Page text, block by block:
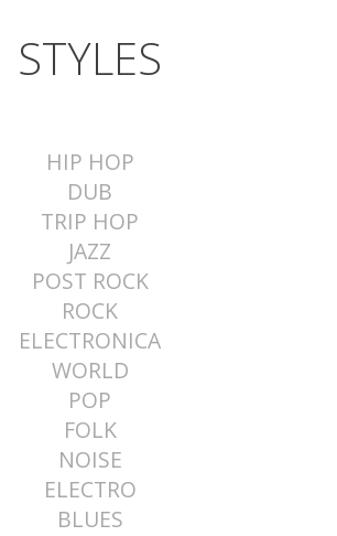
STYLES
HIP HOP
DUB
TRIP HOP
JAZZ
POST ROCK
ROCK
ELECTRONICA
WORLD
POP
FOLK
NOISE
ELECTRO
BLUES